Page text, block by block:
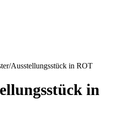
Ausstellungsstück in ROT
in